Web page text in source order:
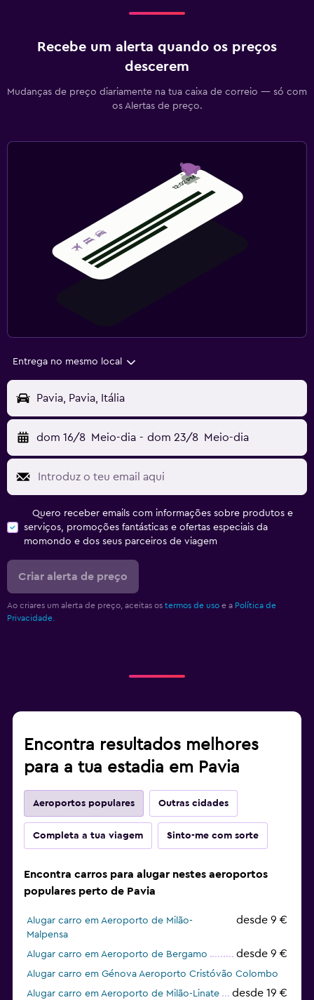
Recebe um alerta quando os preços
descerem
Mudanças de preço diariamente na tua caixa de correio — só com
os Alertas de preço.
Entrega no mesmo local
Pavia, Pavia, Itália
dom 16/8 Meio-dia - dom 23/8 Meio-dia
Quero receber emails com informações sobre produtos e
serviços, promoções fantásticas e ofertas especiais da
momondo e dos seus parceiros de viagem
Criar alerta de preço
Ao criares um alerta de preço, aceitas os termos de uso e a Política de
Privacidade.
Encontra resultados melhores
para a tua estadia em Pavia
Aeroportos populares Outras cidades
Completa a tua viagem Sinto-me com sorte
Encontra carros para alugar nestes aeroportos
populares perto de Pavia
Alugar carro em Aeroporto de Milão-
Malpensa
desde 9 €
Alugar carro em Aeroporto de Bergamo desde 9 €
Alugar carro em Génova Aeroporto Cristóvão Colombo
Alugar carro em Aeroporto de Milão-Linate
desde 19 €